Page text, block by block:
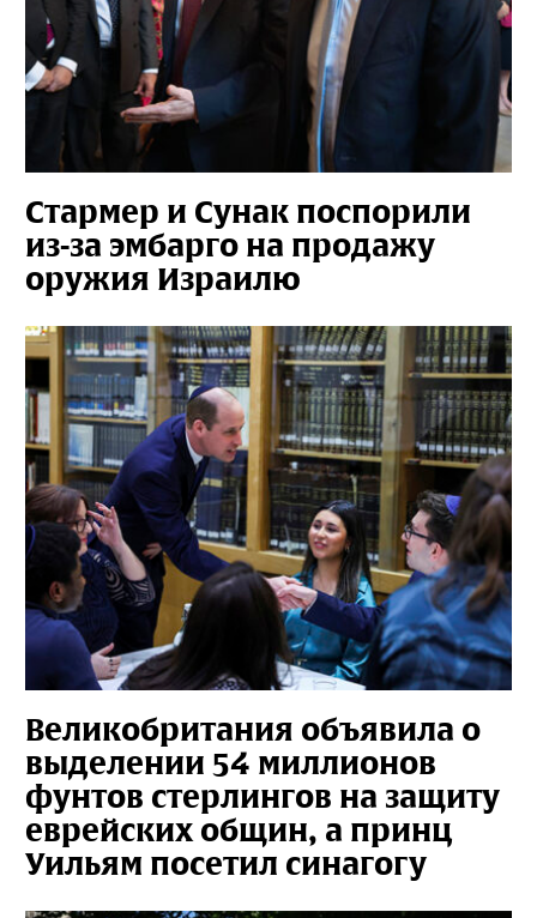
Стармер и Сунак поспорили
из-за эмбарго на продажу
оружия Израилю
Великобритания объявила о
выделении 54 миллионов
фунтов стерлингов на защиту
еврейских общин, а принц
Уильям посетил синагогу